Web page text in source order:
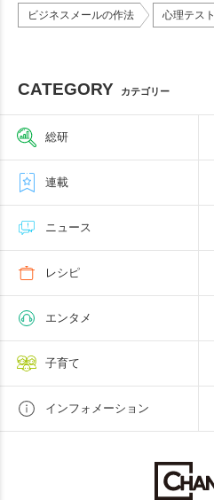
ビジネスメールの作法 心理テスト
CATEGORY カテゴリー
総研
連載
ニュース
レシピ
エンタメ
子育て
インフォメーション